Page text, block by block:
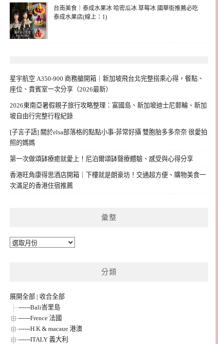
台南美食｜泰成水果冰 哈密瓜冰 草莓冰 國華街推薦必吃
泰成水果店(線上：1)
星宇航空 A350-900 商務艙開箱｜新加坡飛台北完整搭乘心得，餐點、
座位、貴賓室一次分享（2026最新）
2026東南亞暑假親子旅行攻略整理：富國島、新加坡迪士尼郵輪、新加
坡自由行完整行程紀錄
[子言子語] 關於elsa部落格的點點小事-菲常好攝 雙胞胎多多奈奈 很愛拍
照的媽媽
第一次做頌缽療癒就愛上！尼泊爾頌缽聲療體驗、感受與心得分享
香港旺角康得思酒店開箱｜下樓就是朗豪坊！交通超方便、購物美食一
次滿足的香港住宿推薦
彙整
彙
分類
展開全部 | 收合全部
------Bali峇里島
------Frence 法國
------H.K & macaue 港澳
------ITALY 義大利